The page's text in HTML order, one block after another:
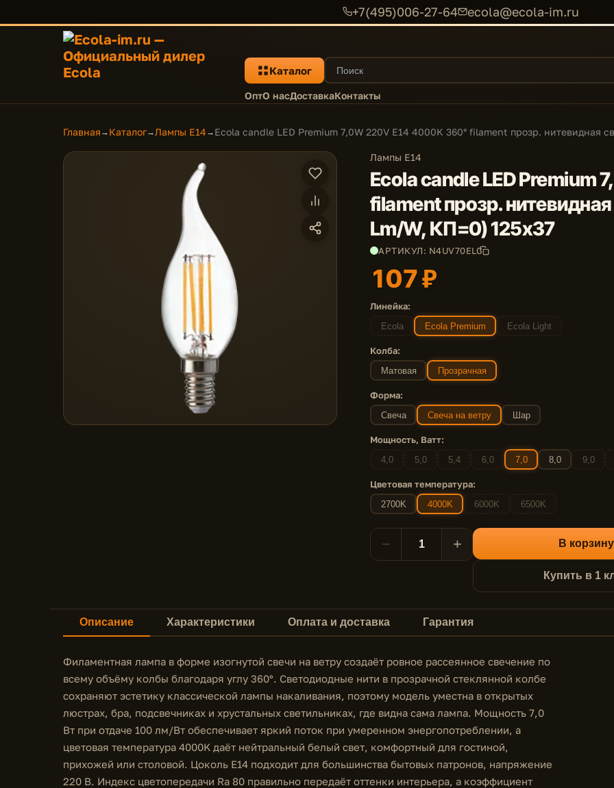
+7(495)006-27-64 ecola@ecola-im.ru
Каталог
ОптО насДоставкаКонтакты
Главная → Каталог→Лампы E14 → Ecola candle LED Premium 7,0W 220V E14 4000K 360° filament прозр. нитевидная
Лампы E14
Ecola candle LED Premium
filament прозр.
Lm/W, КП=0) 125х37
АРТИКУЛ: N4UV70ELC
107 ₽
Линейка:
Ecola Ecola Premium Ecola Light
Колба:
Матовая Прозрачная
Форма:
Свеча Свеча на ветру Шар
Мощность, Ватт:
4,0 5,0 5,4 6,0 7,0 8,0 9,0
Цветовая температура:
2700K 4000K 6000K 6500K
− + В корзину
Купить в 1
Описание Характеристики Оплата и доставка Гарантия
Филаментная лампа в форме изогнутой свечи на ветру создаёт ровное рассеянное свечение по
всему объёму колбы благодаря углу 360°. Светодиодные нити в прозрачной стеклянной колбе
сохраняют эстетику классической лампы накаливания, поэтому модель уместна в открытых
люстрах, бра, подсвечниках и хрустальных светильниках, где видна сама лампа. Мощность 7,0
Вт при отдаче 100 лм/Вт обеспечивает яркий поток при умеренном энергопотреблении, а
цветовая температура 4000K даёт нейтральный белый свет, комфортный для гостиной,
прихожей или столовой. Цоколь E14 подходит для большинства бытовых патронов, напряжение
220 В. Индекс цветопередачи Ra 80 правильно передаёт оттенки интерьера, а коэффициент